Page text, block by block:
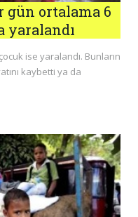
gün ortalama 6
yaralandı
ise yaralandı. Bunların
kaybetti ya da